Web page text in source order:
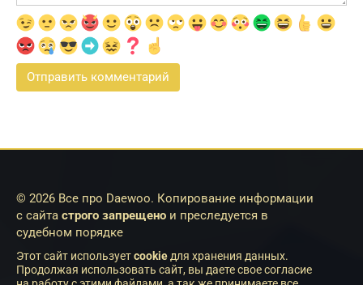
© 2026 Все про Daewoo. Копирование информации
с сайта строго запрещено и преследуется в
судебном порядке
Этот сайт используетcookie для хранения данных.
Продолжая использовать сайт, вы даете свое согласие